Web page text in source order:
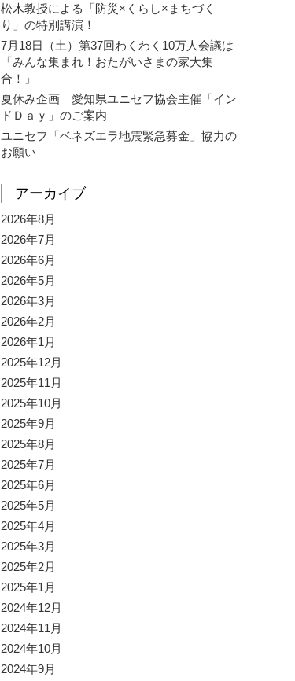
松木教授による「防災×くらし×まちづく
り」の特別講演！
7月18日（土）第37回わくわく10万人会議は
「みんな集まれ！おたがいさまの家大集
合！」
夏休み企画 愛知県ユニセフ協会主催「イン
ドＤａｙ」のご案内
ユニセフ「ベネズエラ地震緊急募金」協力の
お願い
アーカイブ
2026年8月
2026年7月
2026年6月
2026年5月
2026年3月
2026年2月
2026年1月
2025年12月
2025年11月
2025年10月
2025年9月
2025年8月
2025年7月
2025年6月
2025年5月
2025年4月
2025年3月
2025年2月
2025年1月
2024年12月
2024年11月
2024年10月
2024年9月